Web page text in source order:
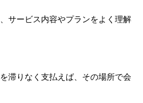
サービス内容やプランをよく理解
滞りなく支払えば、その場所で会